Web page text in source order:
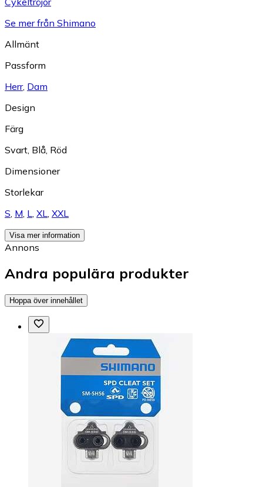
Se mer från Shimano
Allmänt
Passform
Herr, Dam
Design
Färg
Svart Blå Röd
Dimensioner
Storlekar
S M L XL XXL
Visa mer information
Annons
Andra populära produkter
Hoppa över innehållet